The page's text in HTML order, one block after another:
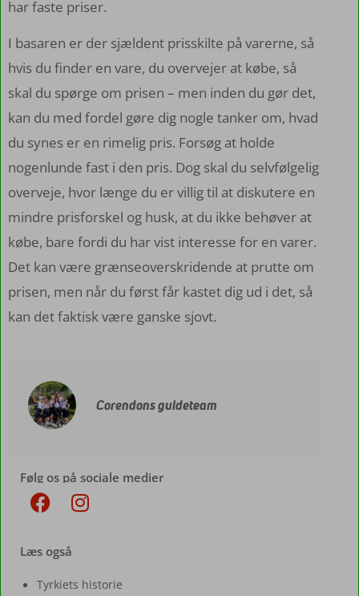
har faste priser.
I basaren er der sjældent prisskilte på varerne, så
hvis du finder en vare, du overvejer at købe, så
skal du spørge om prisen – men inden du gør det,
kan du med fordel gøre dig nogle tanker om, hvad
du synes er en rimelig pris. Forsøg at holde
nogenlunde fast i den pris. Dog skal du selvfølgelig
overveje, hvor længe du er villig til at diskutere en
mindre prisforskel og husk, at du ikke behøver at
købe, bare fordi du har vist interesse for en varer.
Det kan være grænseoverskridende at prutte om
prisen, men når du først får kastet dig ud i det, så
kan det faktisk være ganske sjovt.
Corendons guideteam
Følg os på sociale medier
Læs også
Tyrkiets historie